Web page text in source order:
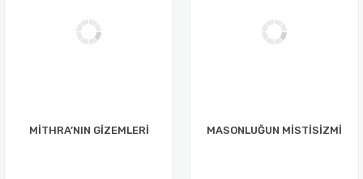
MİTHRA’NIN GİZEMLERİ MASONLUĞUN MİSTİSİZMİ